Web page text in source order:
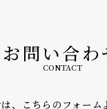
お問い合わ
CONTACT
、こちらのフォーム